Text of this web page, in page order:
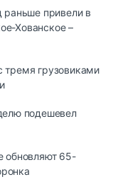
раньше привели в
Хованское –
тремя грузовиками
подешевел
обновляют 65-